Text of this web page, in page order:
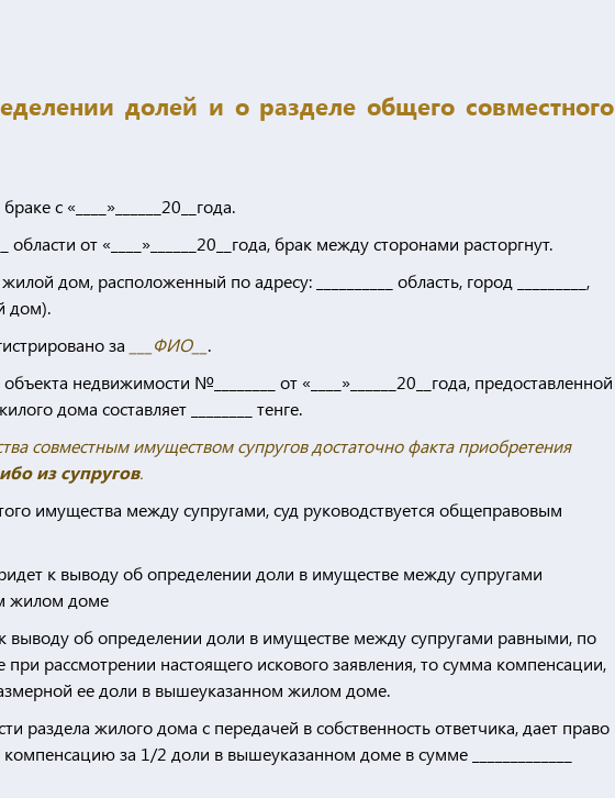
долей и о разделе общего совместного
с «____»______20__года.
области от «____»______20__года, брак между сторонами расторгнут.
дом, расположенный по адресу: __________ область, город _________,
дом).
за
___ФИО__ .
недвижимости №________ от «____»______20__года, предоставленной
дома составляет ________ тенге.
совместным имуществом супругов достаточно факта приобретения
из супругов.
имущества между супругами, суд руководствуется общеправовым
к выводу об определении доли в имуществе между супругами
жилом доме
выводу об определении доли в имуществе между супругами равными, по
рассмотрении настоящего искового заявления, то сумма компенсации,
ее доли в вышеуказанном жилом доме.
раздела жилого дома с передачей в собственность ответчика, дает право
за 1/2 доли в вышеуказанном доме в сумме _____________